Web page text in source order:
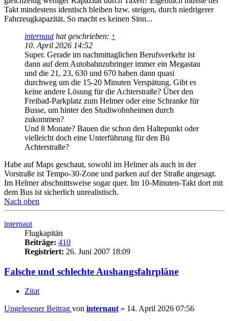
Takt mindestens identisch bleiben bzw. steigen, durch niedrigerer
Fahrzeugkapazität. So macht es keinen Sinn...
internauthat geschrieben: ↑
10. April 2026 14:52
Super. Gerade im nachmittaglichen Berufsverkehr ist
dann auf dem Autobahnzubringer immer ein Megastau
und die 21, 23, 630 und 670 haben dann quasi
durchweg um die 15-20 Minuten Verspätung. Gibt es
keine andere Lösung für die Achterstraße? Über den
Freibad-Parkplatz zum Helmer oder eine Schranke für
Busse, um hinter den Studiwohnheimen durch
zukommen?
Und 8 Monate? Bauen die schon den Haltepunkt oder
vielleicht doch eine Unterführung für den Bü
Achterstraße?
Habe auf Maps geschaut, sowohl im Helmer als auch in der
Vorstraße ist Tempo-30-Zone und parken auf der Straße angesagt.
Im Helmer abschnittsweise sogar quer. Im 10-Minuten-Takt dort mit
dem Bus ist sicherlich unrealistisch.
Nach oben
internaut
Flugkapitän
Beiträge: 410
Registriert: 26. Juni 2007 18:09
Falsche und schlechte Aushangsfahrpläne
Zitat
Ungelesener Beitrag von internaut » 14. April 2026 07:56